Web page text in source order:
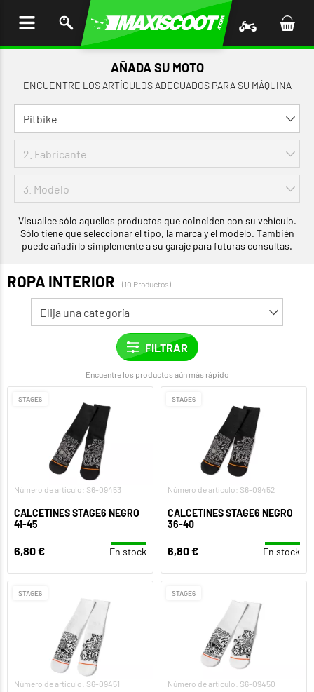
AÑADA SU MOTO
ENCUENTRE LOS ARTÍCULOS ADECUADOS PARA SU MÁQUINA
Visualice sólo aquellos productos que coinciden con su vehículo.
Sólo tiene que seleccionar el tipo, la marca y el modelo. También
puede añadirlo simplemente a su garaje para futuras consultas.
ROPA INTERIOR (10 Productos)
Encuentre los productos aún más rápido
STAGE6
Número de artículo: S6-09453
CALCETINES STAGE6 NEGRO
41-45
6,80 € En stock
STAGE6
Número de artículo: S6-09452
CALCETINES STAGE6 NEGRO
36-40
6,80 € En stock
STAGE6
Número de artículo: S6-09451
STAGE6
Número de artículo: S6-09450